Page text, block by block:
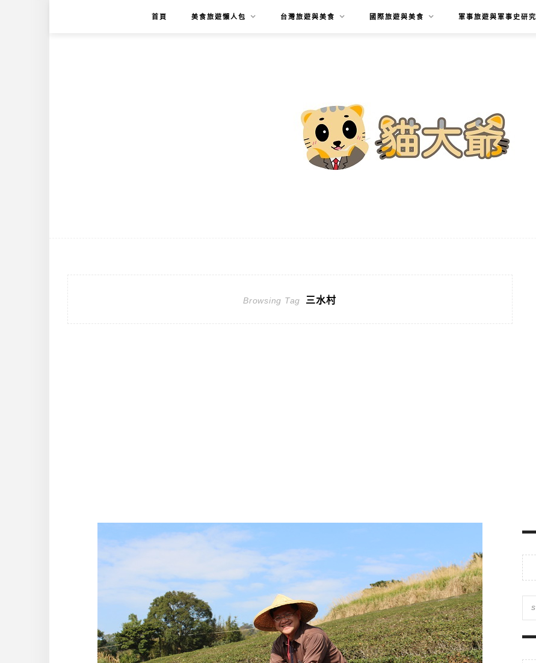
首頁 美食旅遊懶人包 台灣旅遊與美食 國際旅遊與美食 軍事旅遊與軍事史研究
Browsing Tag 三水村